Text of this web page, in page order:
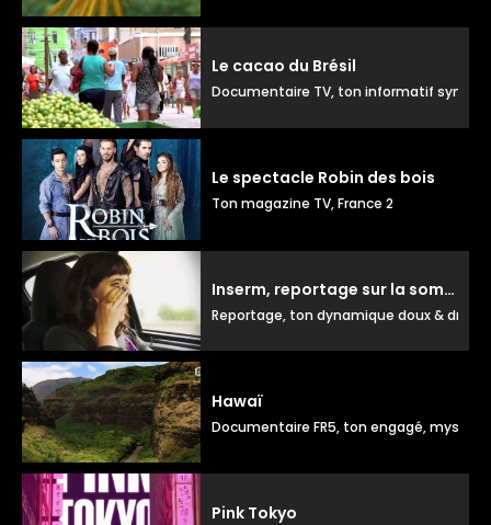
Le cacao du Brésil
Documentaire TV, ton informatif sympa
Le spectacle Robin des bois
Ton magazine TV, France 2
Inserm, reportage sur la somnolence
Reportage, ton dynamique doux & droit
Hawaï
Documentaire FR5, ton engagé,
Pink Tokyo